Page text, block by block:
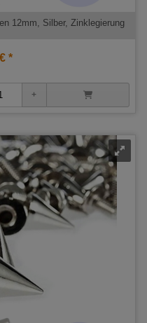
12mm, Silber, Zinklegierung
*